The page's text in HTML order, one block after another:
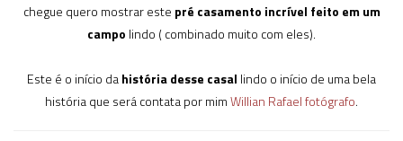
chegue quero mostrar este pré casamento incrível feito em um
campo lindo ( combinado muito com eles).
Este é o início dahistória desse casal lindo o início de uma bela
história que será contata por mimWillian Rafael fotógrafo.